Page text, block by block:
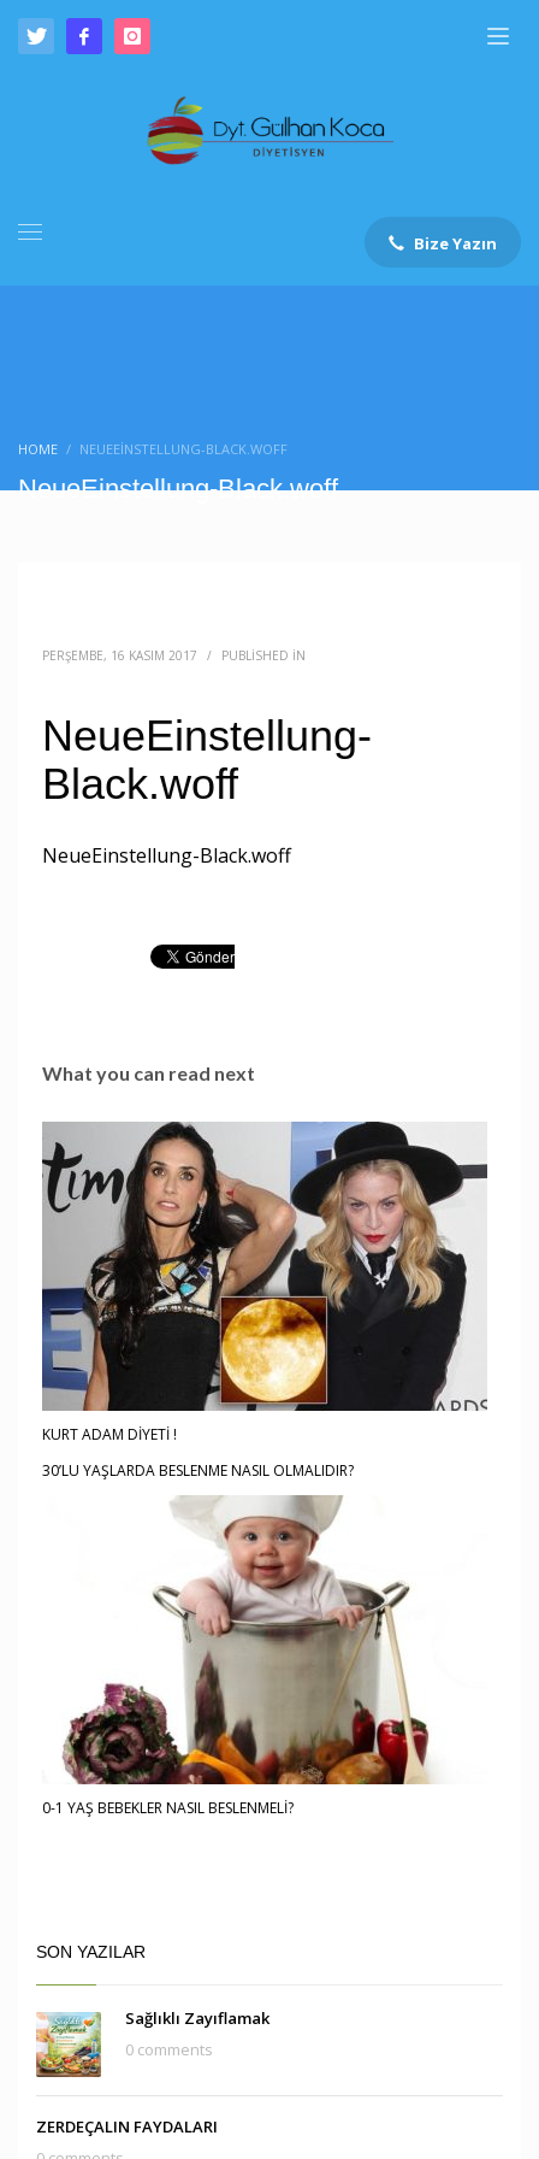
Bize Yazın
HOME NEUEEINSTELLUNG-BLACK.WOFF
NeueEinstellung-Black.woff
PERŞEMBE, 16 KASIM 2017 / PUBLISHED IN
NeueEinstellung-
Black.woff
NeueEinstellung-Black.woff
What you can read next
KURT ADAM DİYETİ !
30’LU YAŞLARDA BESLENME NASIL OLMALIDIR?
0-1 YAŞ BEBEKLER NASIL BESLENMELİ?
SON YAZILAR
Sağlıklı Zayıflamak
0 comments
ZERDEÇALIN FAYDALARI